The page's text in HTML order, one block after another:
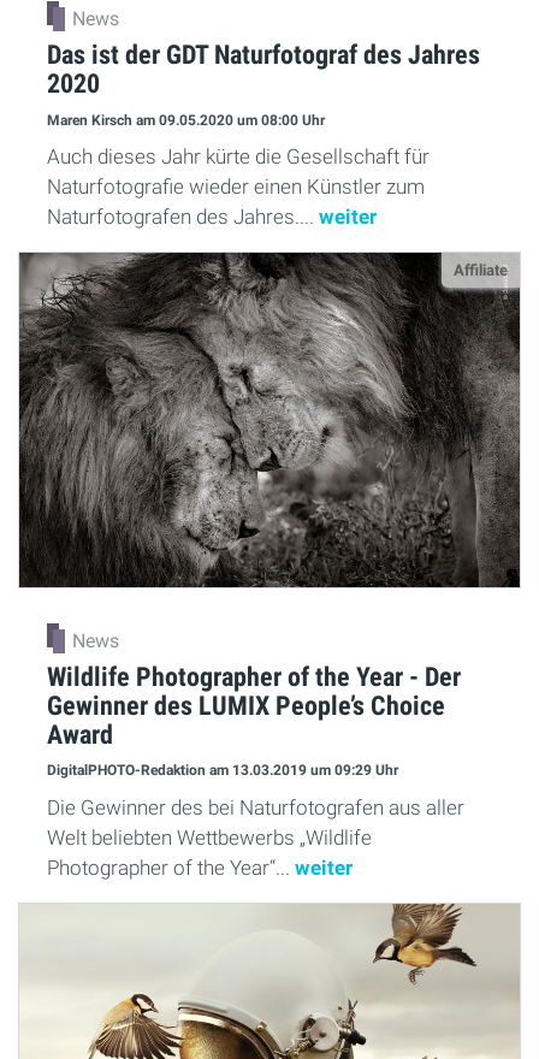
News
Das ist der GDT Naturfotograf des Jahres
2020
Maren Kirsch am 09.05.2020 um 08:00 Uhr
Auch dieses Jahr kürte die Gesellschaft für
Naturfotografie wieder einen Künstler zum
Naturfotografen des Jahres.... weiter
Affiliate
News
Wildlife Photographer of the Year - Der
Gewinner des LUMIX People’s Choice
Award
DigitalPHOTO-Redaktion am 13.03.2019 um 09:29 Uhr
Die Gewinner des bei Naturfotografen aus aller
Welt beliebten Wettbewerbs „Wildlife
Photographer of the Year“... weiter